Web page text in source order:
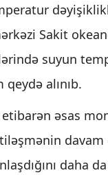
Sakit
suyun
alınıb.
etibarən əsas
davam
daha